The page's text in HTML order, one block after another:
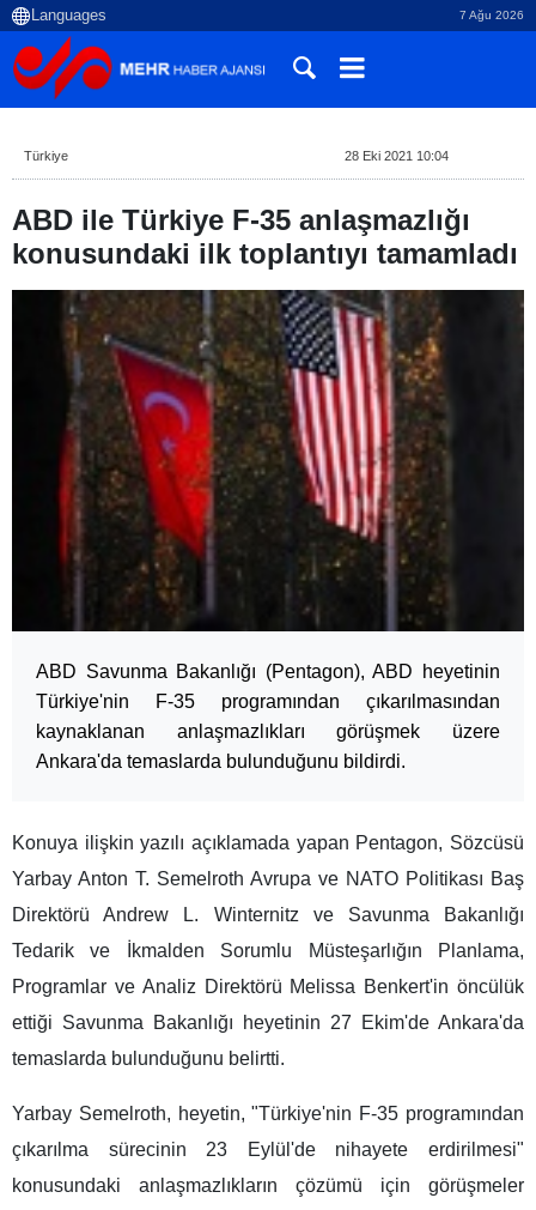
7 Ağu 2026
Türkiye 28 Eki 2021 10:04
ABD ile Türkiye F-35 anlaşmazlığı
konusundaki ilk toplantıyı tamamladı
ABD Savunma Bakanlığı (Pentagon), ABD heyetinin
Türkiye'nin F-35 programından çıkarılmasından
kaynaklanan anlaşmazlıkları görüşmek üzere
Ankara'da temaslarda bulunduğunu bildirdi.
Konuya ilişkin yazılı açıklamada yapan Pentagon, Sözcüsü
Yarbay Anton T. Semelroth Avrupa ve NATO Politikası Baş
Direktörü Andrew L. Winternitz ve Savunma Bakanlığı
Tedarik ve İkmalden Sorumlu Müsteşarlığın Planlama,
Programlar ve Analiz Direktörü Melissa Benkert'in öncülük
ettiği Savunma Bakanlığı heyetinin 27 Ekim'de Ankara'da
temaslarda bulunduğunu belirtti.
Yarbay Semelroth, heyetin, "Türkiye'nin F-35 programından
çıkarılma sürecinin 23 Eylül'de nihayete erdirilmesi"
konusundaki anlaşmazlıkların çözümü için görüşmeler